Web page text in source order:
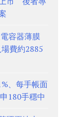
容器薄膜
費約2885
、每手帳面
180手穩中